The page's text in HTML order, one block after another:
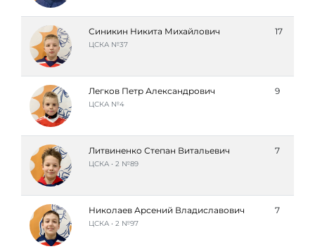
Синикин Никита Михайлович
ЦСКА №37
17
Легков Петр Александрович
ЦСКА №4
9
Литвиненко Степан Витальевич
ЦСКА • 2 №89
7
Николаев Арсений Владиславович
ЦСКА • 2 №97
7